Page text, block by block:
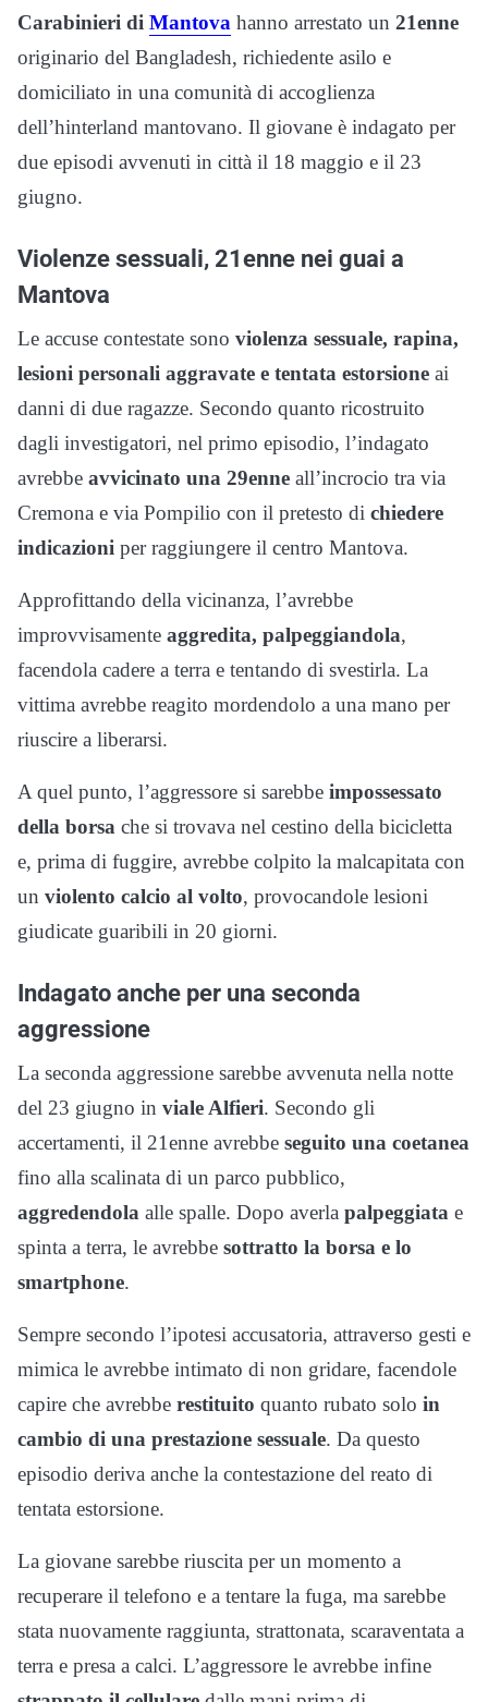
Carabinieri di Mantova hanno arrestato un 21enne
originario del Bangladesh, richiedente asilo e
domiciliato in una comunità di accoglienza
dell’hinterland mantovano. Il giovane è indagato per
due episodi avvenuti in città il 18 maggio e il 23
giugno.
Violenze sessuali, 21enne nei guai a
Mantova
Le accuse contestate sono violenza sessuale, rapina,
lesioni personali aggravate e tentata estorsione ai
danni di due ragazze. Secondo quanto ricostruito
dagli investigatori, nel primo episodio, l’indagato
avrebbe avvicinato una 29enne all’incrocio tra via
Cremona e via Pompilio con il pretesto di chiedere
indicazioni per raggiungere il centro Mantova.
Approfittando della vicinanza, l’avrebbe
improvvisamente aggredita, palpeggiandola,
facendola cadere a terra e tentando di svestirla. La
vittima avrebbe reagito mordendolo a una mano per
riuscire a liberarsi.
A quel punto, l’aggressore si sarebbe impossessato
della borsa che si trovava nel cestino della bicicletta
e, prima di fuggire, avrebbe colpito la malcapitata con
un violento calcio al volto, provocandole lesioni
giudicate guaribili in 20 giorni.
Indagato anche per una seconda
aggressione
La seconda aggressione sarebbe avvenuta nella notte
del 23 giugno in viale Alfieri. Secondo gli
accertamenti, il 21enne avrebbe seguito una coetanea
fino alla scalinata di un parco pubblico,
aggredendola alle spalle. Dopo averla palpeggiata e
spinta a terra, le avrebbe sottratto la borsa e lo
smartphone.
Sempre secondo l’ipotesi accusatoria, attraverso gesti e
mimica le avrebbe intimato di non gridare, facendole
capire che avrebbe restituito quanto rubato solo in
cambio di una prestazione sessuale. Da questo
episodio deriva anche la contestazione del reato di
tentata estorsione.
La giovane sarebbe riuscita per un momento a
recuperare il telefono e a tentare la fuga, ma sarebbe
stata nuovamente raggiunta, strattonata, scaraventata a
terra e presa a calci. L’aggressore le avrebbe infine